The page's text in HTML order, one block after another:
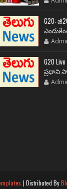
G20:
G20
ప్రధాని
| Distributed By